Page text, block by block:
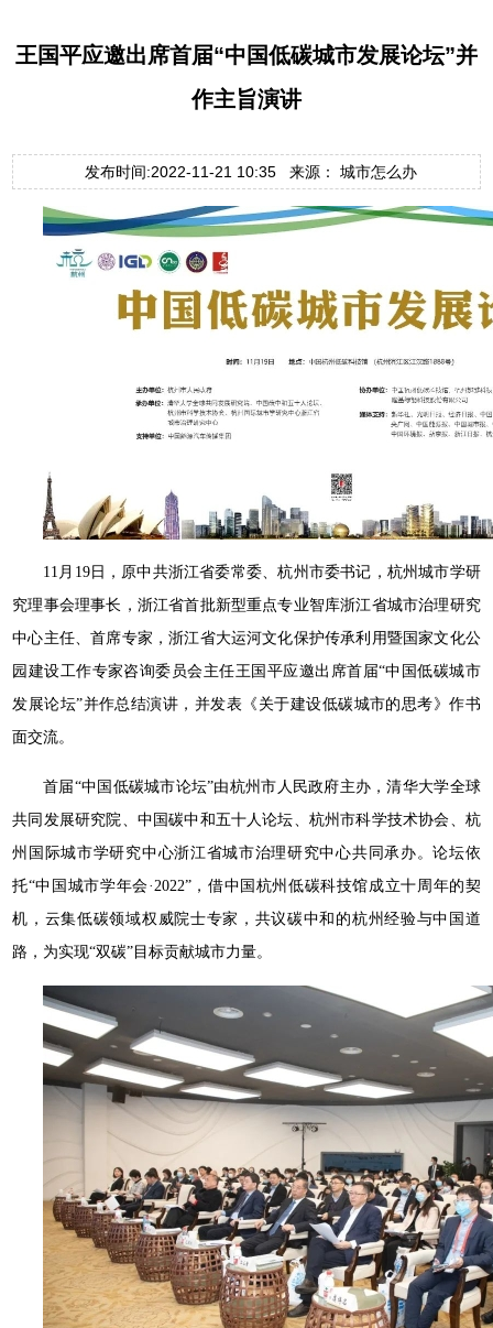
王国平应邀出席首届“中国低碳城市发展论坛”并
作主旨演讲
发布时间:2022-11-21 10:35 来源： 城市怎么办
11月19日，原中共浙江省委常委、杭州市委书记，杭州城市学研
究理事会理事长，浙江省首批新型重点专业智库浙江省城市治理研究
中心主任、首席专家，浙江省大运河文化保护传承利用暨国家文化公
园建设工作专家咨询委员会主任王国平应邀出席首届“中国低碳城市
发展论坛”并作总结演讲，并发表《关于建设低碳城市的思考》作书
面交流。
首届“中国低碳城市论坛”由杭州市人民政府主办，清华大学全球
共同发展研究院、中国碳中和五十人论坛、杭州市科学技术协会、杭
州国际城市学研究中心浙江省城市治理研究中心共同承办。论坛依
托“中国城市学年会·2022”，借中国杭州低碳科技馆成立十周年的契
机，云集低碳领域权威院士专家，共议碳中和的杭州经验与中国道
路，为实现“双碳”目标贡献城市力量。